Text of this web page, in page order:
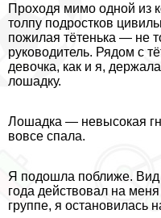
Проходя мимо одной из
толпу подростков
пожилая тётенька — не
руководитель. Рядом с
дeвoчка, как и я,
лошадку.
Лошадка — невысокая
вовсе спала.
Я подошла поближе. Вид
года действовал на
группе, я остановилась